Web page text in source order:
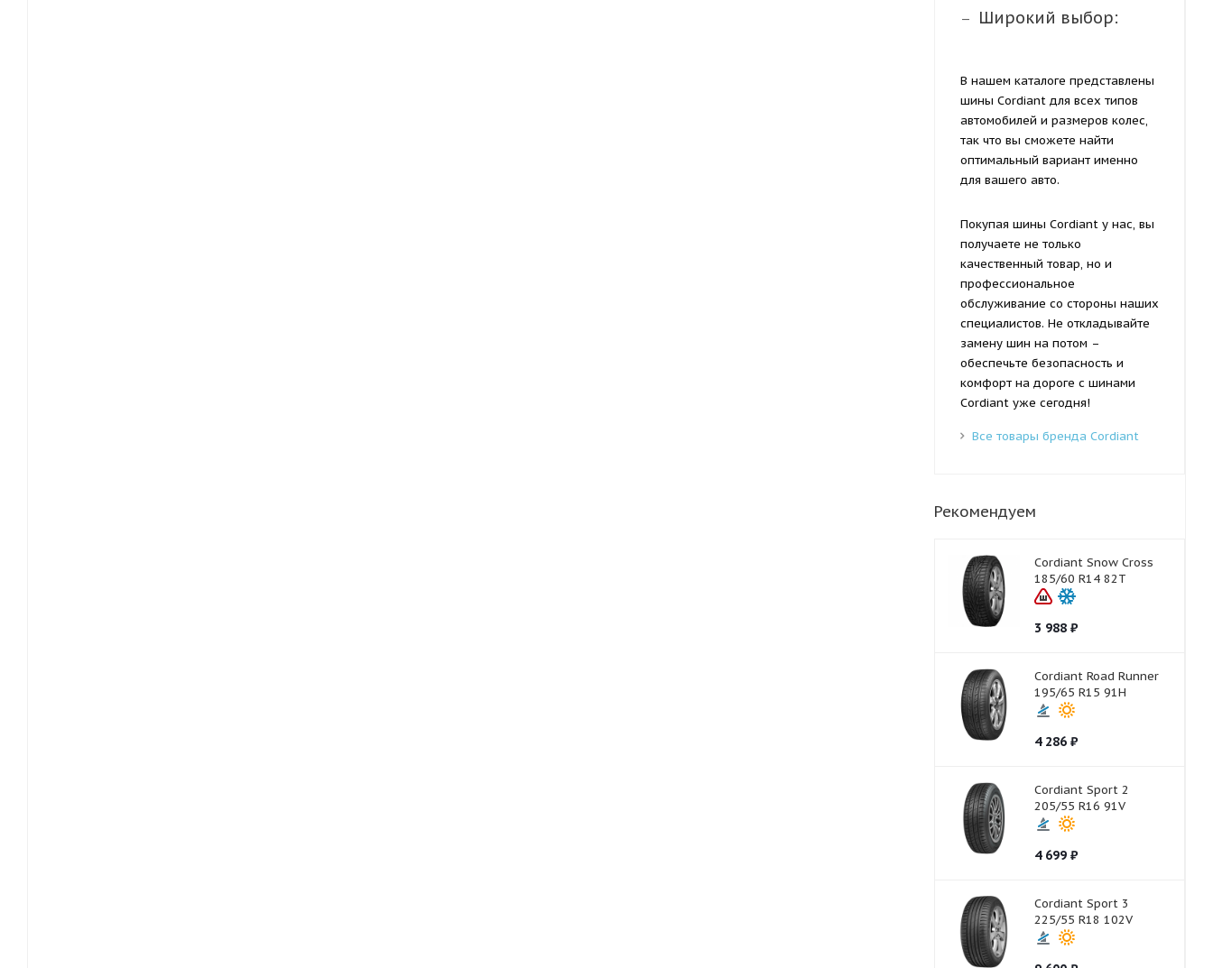
Широкий выбор:
В нашем каталоге представлены
шины Cordiant для всех типов
автомобилей и размеров колес,
так что вы сможете найти
оптимальный вариант именно
для вашего авто.
Покупая шины Cordiant у нас, вы
получаете не только
качественный товар, но и
профессиональное
обслуживание со стороны наших
специалистов. Не откладывайте
замену шин на потом –
обеспечьте безопасность и
комфорт на дороге с шинами
Cordiant уже сегодня!
Все товары бренда Cordiant
Рекомендуем
Cordiant Snow Cross
185/60 R14 82T
3 988 ₽
Cordiant Road Runner
195/65 R15 91H
4 286 ₽
Cordiant Sport 2
205/55 R16 91V
4 699 ₽
Cordiant Sport 3
225/55 R18 102V